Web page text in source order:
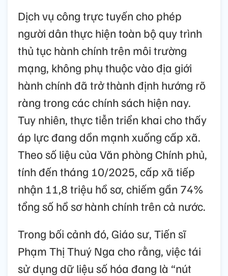
Dịch vụ công trực tuyến cho phép
người dân thực hiện toàn bộ quy trình
thủ tục hành chính trên môi trường
mạng, không phụ thuộc vào địa giới
hành chính đã trở thành định hướng rõ
ràng trong các chính sách hiện nay.
Tuy nhiên, thực tiễn triển khai cho thấy
áp lực đang dồn mạnh xuống cấp xã.
Theo số liệu của Văn phòng Chính phủ,
tính đến tháng 10/2025, cấp xã tiếp
nhận 11,8 triệu hồ sơ, chiếm gần 74%
tổng số hồ sơ hành chính trên cả nước.
Trong bối cảnh đó, Giáo sư, Tiến sĩ
Phạm Thị Thuý Nga cho rằng, việc tái
sử dụng dữ liệu số hóa đang là “nút